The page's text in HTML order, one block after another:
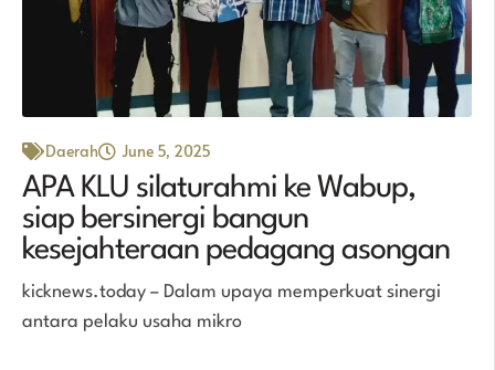
Daerah June 5, 2025
APA KLU silaturahmi ke Wabup,
siap bersinergi bangun
kesejahteraan pedagang asongan
kicknews.today – Dalam upaya memperkuat sinergi
antara pelaku usaha mikro